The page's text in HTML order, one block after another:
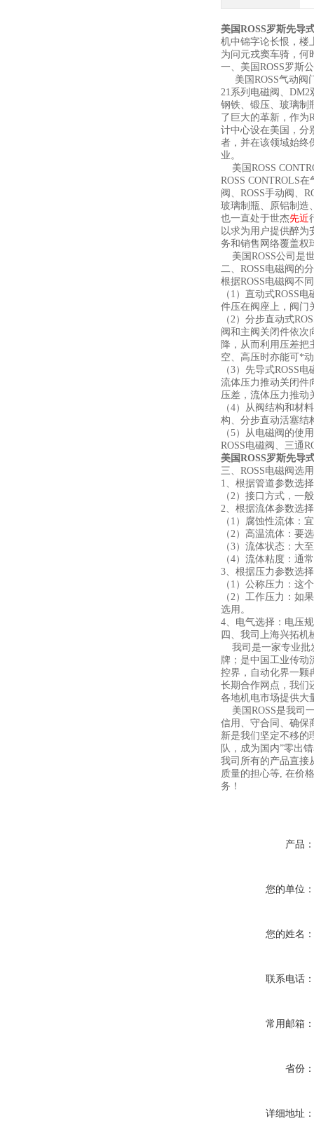
美国ROSS罗斯先导
机中锦字论长恨，楼
为问元戎窦车骑，何
一、美国ROSS罗斯
美国ROSS气动阀
21系列电磁阀、DM2
钢铁、锻压、玻璃制
了巨大的革新，作为
计中心设在美国，分
者，并在该领域始终
业。
美国ROSS
ROSS CONTROLS
阀、ROSS手动阀、
玻璃制瓶、原铝制造
也一直处于世杰先近
以求为用户提供醉为
务和销售网络覆盖权
美国ROSS公司是
二、ROSS电磁阀的
根据ROSS电磁阀不
（1）直动式ROSS
件压在阀座上，阀门
（2）分步直动式
阀和主阀关闭件依次
降，从而利用压差把
空、高压时亦能可*
（3）先导式ROSS
流体压力推动关闭件
压差，流体压力推动
（4）从阀结构和材
构、分步直动活塞结
（5）从电磁阀的使
ROSS电磁阀、三通
美国ROSS罗斯先导
三、ROSS电磁阀选
1、根据管道参数选
（2）接口方式，一
2、根据流体参数选
（1）腐蚀性流体：
（2）高温流体：要
（3）流体状态：大
（4）流体粘度：通
3、根据压力参数选
（1）公称压力：这
（2）工作压力：如
选用。
4、电气选择：电压
四、我司上海兴拓机
我司是一家专业批
牌；是中国工业传动
控界，自动化界一颗
长期合作网点，我们
各地机电市场提供大
美国ROSS是我司
信用、守合同、确保
新是我们坚定不移的
队，成为国内”零出
我司所有的产品直接
质量的担心等, 在价
务！
产品：
您的单位：
您的姓名：
联系电话：
常用邮箱：
省份：
详细地址：